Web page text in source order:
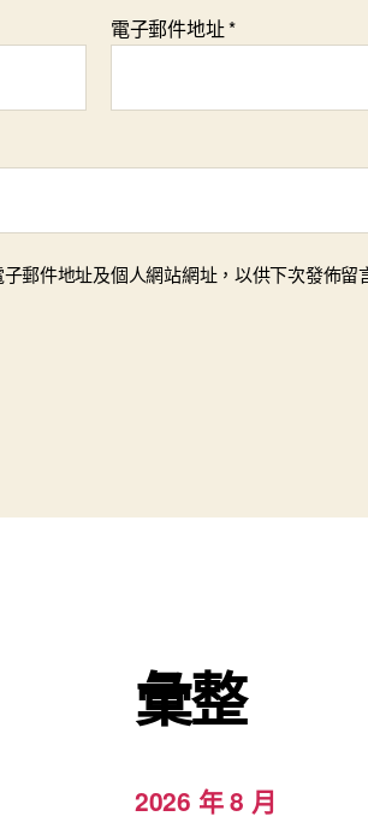
電子郵件地址*
郵件地址及個人網站網址，以供下次發佈留
彙整
2026 年 8 月